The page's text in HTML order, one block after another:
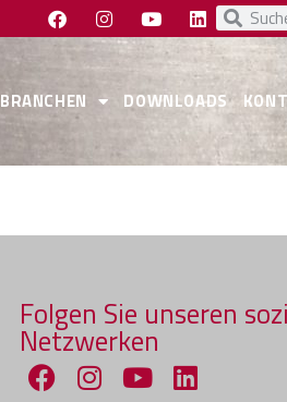
BRANCHEN DOWNLOADS
Folgen Sie unseren
Netzwerken